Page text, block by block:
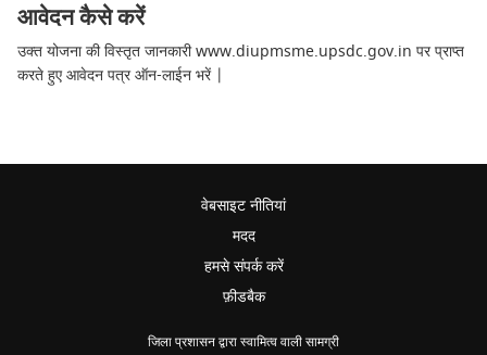
आवेदन कैसे करें
उक्त योजना की विस्तृत जानकारी www.diupmsme.upsdc.gov.in पर प्राप्त
करते हुए आवेदन पत्र ऑन-लाईन भरें |
वेबसाइट नीतियां
मदद
हमसे संपर्क करें
फ़ीडबैक
जिला प्रशासन द्वारा स्वामित्व वाली सामग्री